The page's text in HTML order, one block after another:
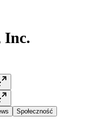
Inc.
Społeczność